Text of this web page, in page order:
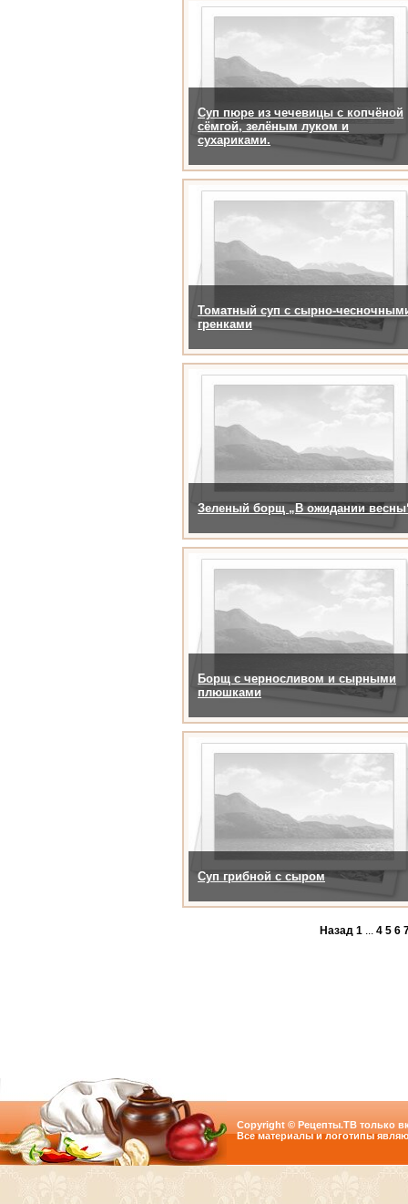
Суп пюре из чечевицы с копчёной
сёмгой, зелёным луком и
сухариками.
Томатный суп с сырно-
гренками
Зеленый борщ „В ожидании
Борщ с черносливом и сырными
плюшками
Суп грибной с сыром
Назад 1 ... 4 5 6
Copyright © Рецепты.ТВ только
Все материалы и логотипы